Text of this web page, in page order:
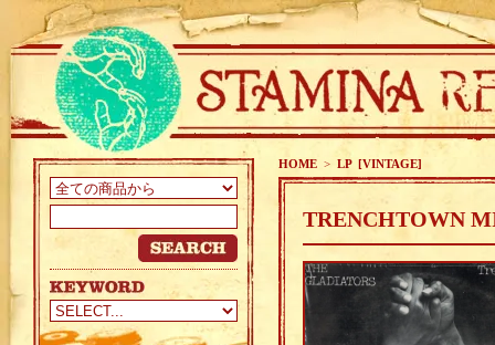
HOME > LP [VINTAGE]
TRENCHTOWN